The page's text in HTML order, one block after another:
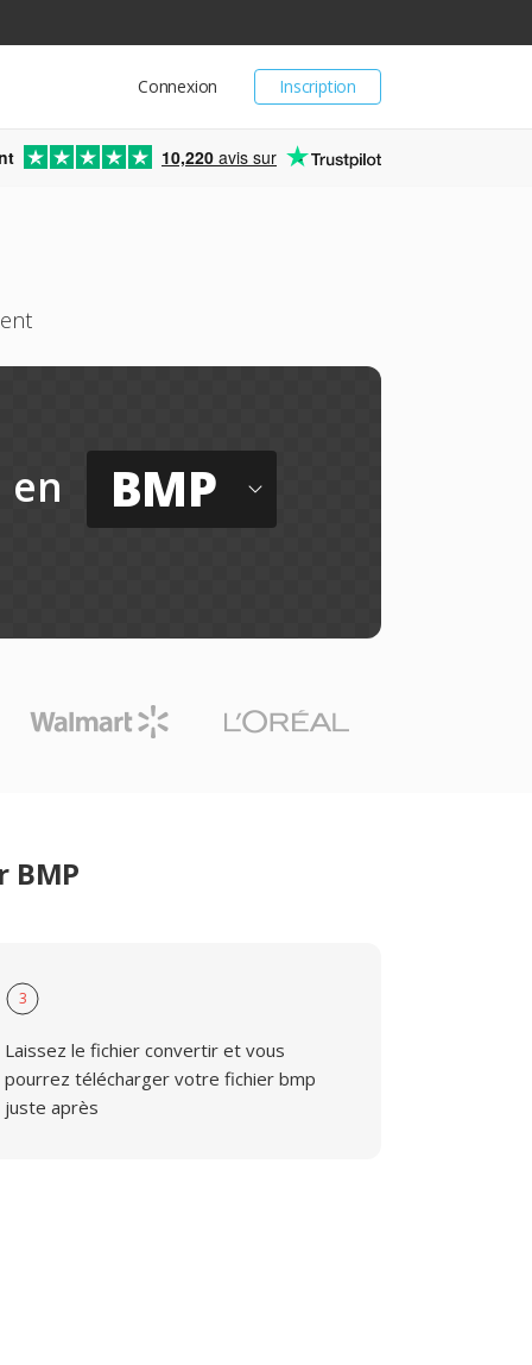
Inscription
Connexion
10,220 avis sur
en BMP
BMP
3
Laissez le fichier convertir et vous
pourrez télécharger votre fichier bmp
juste après